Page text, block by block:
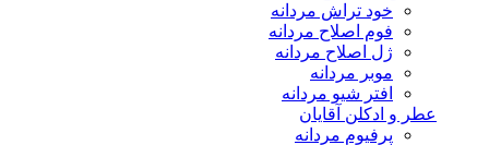
خود تراش مردانه
فوم اصلاح مردانه
ژل اصلاح مردانه
موبر مردانه
افتر شیو مردانه
عطر و ادکلن آقایان
پرفیوم مردانه